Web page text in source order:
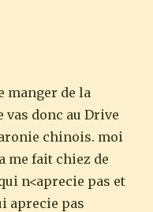
manger de la
donc au Drive
chinois. moi
me fait chiez de
n<aprecie pas et
aprecie pas